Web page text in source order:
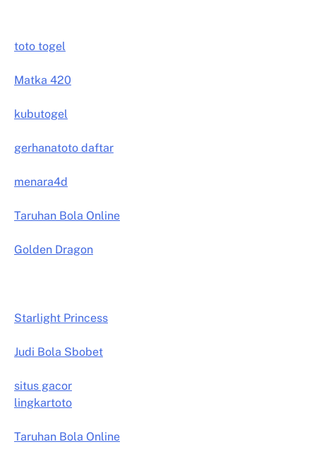
toto togel
Matka 420
kubutogel
gerhanatoto daftar
menara4d
Taruhan Bola Online
Golden Dragon
Starlight Princess
Judi Bola Sbobet
situs gacor
lingkartoto
Taruhan Bola Online